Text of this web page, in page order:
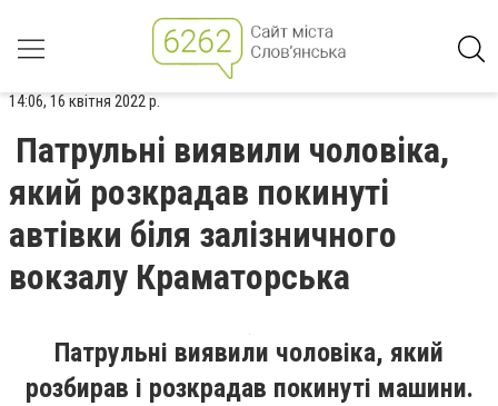
14:06, 16 квітня 2022 р.
Патрульні виявили чоловіка,
який розкрадав покинуті
автівки біля залізничного
вокзалу Краматорська
Патрульні виявили чоловіка, який
розбирав і розкрадав покинуті машини.